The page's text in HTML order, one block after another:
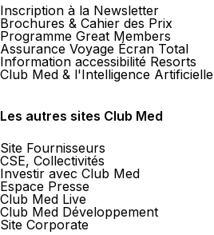
Inscription à la Newsletter
Brochures & Cahier des Prix
Programme Great Members
Assurance Voyage Écran Total
Information accessibilité Resorts
Club Med & l'Intelligence Artificielle
Les autres sites Club Med
Site Fournisseurs
CSE, Collectivités
Investir avec Club Med
Espace Presse
Club Med Live
Club Med Développement
Site Corporate